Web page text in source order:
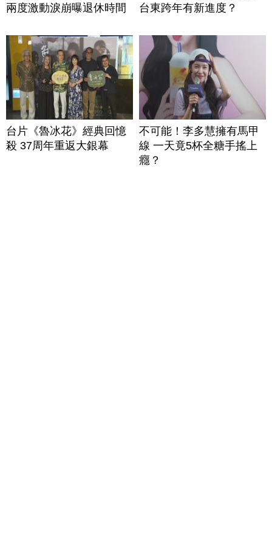
兩度激動淚崩曝退休時間
台東跨年有新進度？
台片《魯冰花》經典回憶
殺 37周年重返大銀幕
不可能！李多慧擁有馬甲
線 一天竟5杯全糖手搖上
癮？